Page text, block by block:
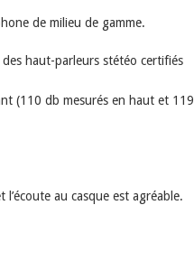
de milieu de gamme.
haut-parleurs stétéo certifiés
(110 db mesurés en haut et 119
au casque est agréable.